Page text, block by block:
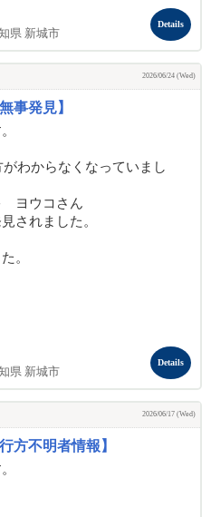
県 新城市
Details
2026/06/24 (Wed)
事発見】
わからなくなっていまし
ヨウコさん
されました。
。
県 新城市
Details
2026/06/17 (Wed)
方不明者情報】